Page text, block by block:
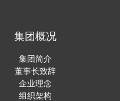
集团概况
集团简介
董事长致辞
企业理念
组织架构